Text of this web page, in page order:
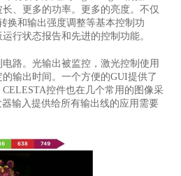
、 更多的功率。 更多的亮度。 不仅
换和输出强度调整等基本控制功
行状态报告和先进的控制功能。
路。光输出被监控，激光控制使用
输出时间。一个方便的GUI提供了
控件也在几个常用的图像采
输入提供给所有输出线的应用需要